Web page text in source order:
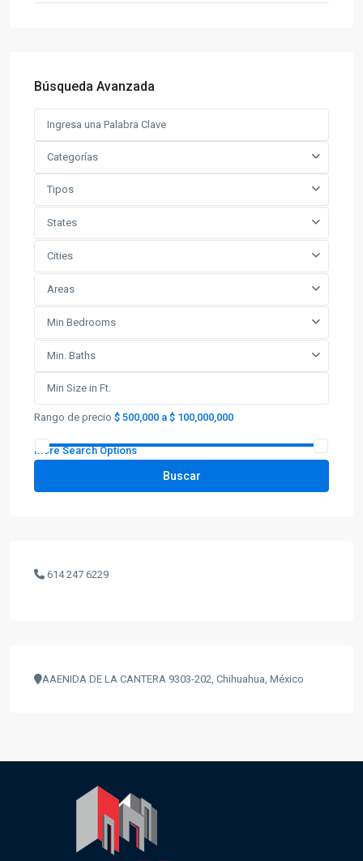
Búsqueda Avanzada
Categorías
Tipos
States
Cities
Areas
Min Bedrooms
Min. Baths
Rango de precio $ 500,000 a $ 100,000,000
More Search Options
Buscar
614 247 6229
AAENIDA DE LA CANTERA 9303-202, Chihuahua, México